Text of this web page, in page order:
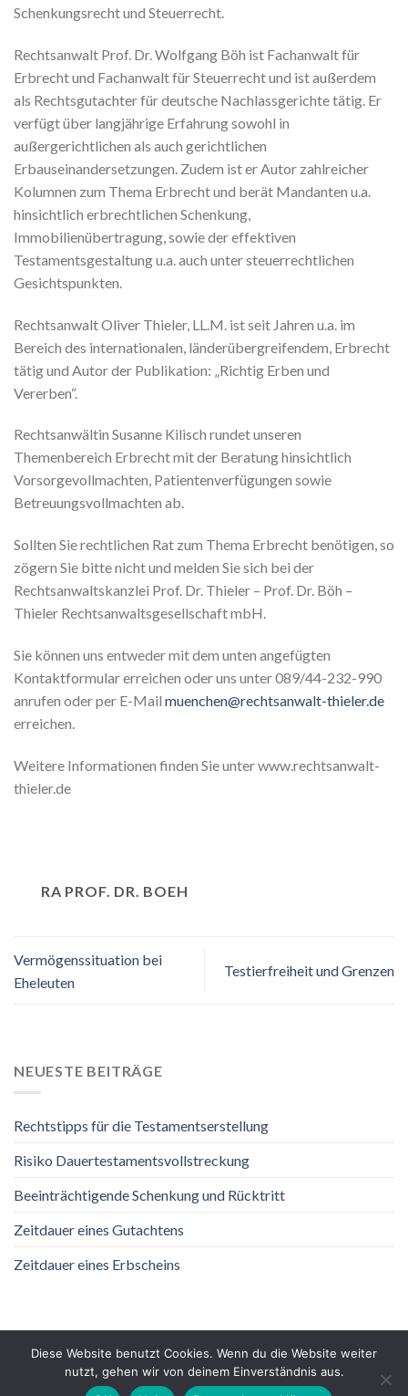
Schenkungsrecht und Steuerrecht.
Rechtsanwalt Prof. Dr. Wolfgang Böh ist Fachanwalt für
Erbrecht und Fachanwalt für Steuerrecht und ist außerdem
als Rechtsgutachter für deutsche Nachlassgerichte tätig. Er
verfügt über langjährige Erfahrung sowohl in
außergerichtlichen als auch gerichtlichen
Erbauseinandersetzungen. Zudem ist er Autor zahlreicher
Kolumnen zum Thema Erbrecht und berät Mandanten u.a.
hinsichtlich erbrechtlichen Schenkung,
Immobilienübertragung, sowie der effektiven
Testamentsgestaltung u.a. auch unter steuerrechtlichen
Gesichtspunkten.
Rechtsanwalt Oliver Thieler, LL.M. ist seit Jahren u.a. im
Bereich des internationalen, länderübergreifendem, Erbrecht
tätig und Autor der Publikation: „Richtig Erben und
Vererben“.
Rechtsanwältin Susanne Kilisch rundet unseren
Themenbereich Erbrecht mit der Beratung hinsichtlich
Vorsorgevollmachten, Patientenverfügungen sowie
Betreuungsvollmachten ab.
Sollten Sie rechtlichen Rat zum Thema Erbrecht benötigen, so
zögern Sie bitte nicht und melden Sie sich bei der
Rechtsanwaltskanzlei Prof. Dr. Thieler – Prof. Dr. Böh –
Thieler Rechtsanwaltsgesellschaft mbH.
Sie können uns entweder mit dem unten angefügten
Kontaktformular erreichen oder uns unter 089/44-232-990
anrufen oder per E-Mail muenchen@rechtsanwalt-thieler.de
erreichen.
Weitere Informationen finden Sie unter www.rechtsanwalt-
thieler.de
RA PROF. DR. BOEH
Vermögenssituation bei
Eheleuten
Testierfreiheit und Grenzen
NEUESTE BEITRÄGE
Rechtstipps für die Testamentserstellung
Risiko Dauertestamentsvollstreckung
Beeinträchtigende Schenkung und Rücktritt
Zeitdauer eines Gutachtens
Zeitdauer eines Erbscheins
DATENSCHUTZ IMPRESSUM
Diese Website benutzt Cookies. Wenn du die Website weiter
nutzt, gehen wir von deinem Einverständnis aus.